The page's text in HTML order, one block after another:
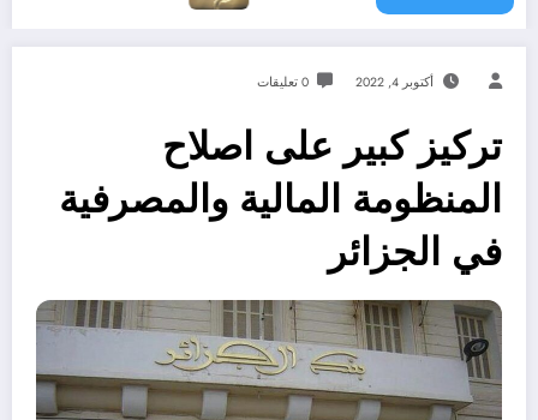
أكتوبر 4, 2022 0 تعليقات
تركيز كبير على اصلاح
المنظومة المالية والمصرفية
في الجزائر